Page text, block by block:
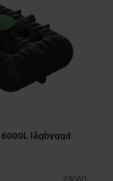
lågbyggd
23060